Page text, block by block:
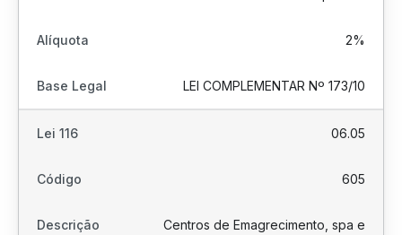
2%
LEI COMPLEMENTAR Nº 173/10
06.05
605
Centros de Emagrecimento, spa e